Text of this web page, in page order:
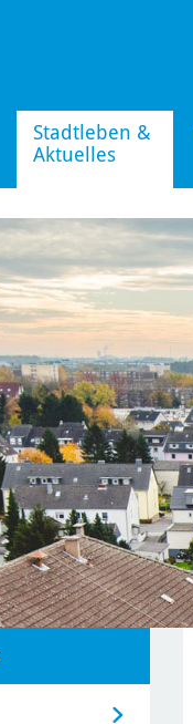
Stadtleben &
Aktuelles